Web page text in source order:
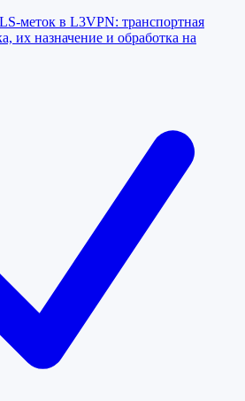
меток в L3VPN: транспортная
их назначение и обработка на